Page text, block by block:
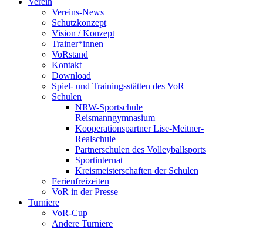
Vereins-News
Schutzkonzept
Vision / Konzept
Trainer*innen
VoRstand
Kontakt
Download
Spiel- und Trainingsstätten des VoR
Schulen
NRW-Sportschule
Reismanngymnasium
Kooperationspartner Lise-Meitner-
Realschule
Partnerschulen des Volleyballsports
Sportinternat
Kreismeisterschaften der Schulen
Ferienfreizeiten
VoR in der Presse
Turniere
VoR-Cup
Andere Turniere